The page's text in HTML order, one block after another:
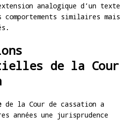
analogique d’un texte
similaires mais
de la Cour
de la Cour de cassation a
années une jurisprudence